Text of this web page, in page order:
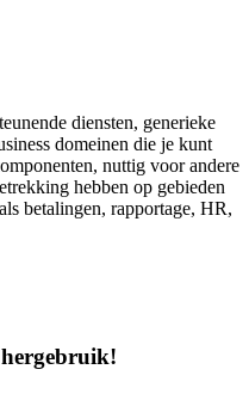
diensten, generieke
domeinen die je kunt
nuttig voor andere
hebben op gebieden
betalingen, rapportage, HR,